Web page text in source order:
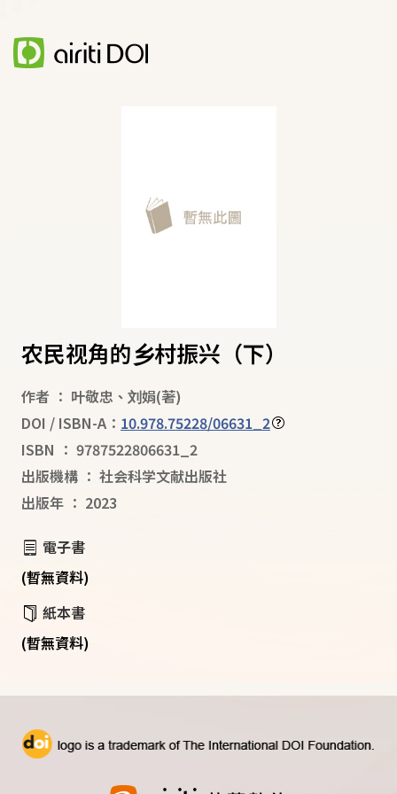
农民视角的乡村振兴（下）
作者 ： 叶敬忠 、 刘娟(著)
DOI / ISBN-A： 10.978.75228/06631_2
ISBN ： 9787522806631_2
出版機構 ： 社会科学文献出版社
出版年 ： 2023
電子書
(暫無資料)
紙本書
(暫無資料)